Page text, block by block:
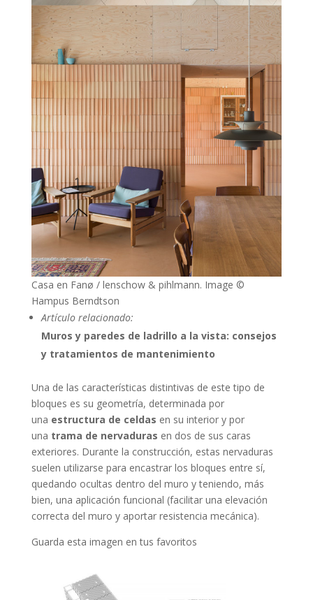
Casa en Fanø / lenschow & pihlmann. Image ©
Hampus Berndtson
Artículo relacionado:
Muros y paredes de ladrillo a la vista: consejos
y tratamientos de mantenimiento
Una de las características distintivas de este tipo de
bloques es su geometría, determinada por
una estructura de celdas en su interior y por
una trama de nervaduras en dos de sus caras
exteriores. Durante la construcción, estas nervaduras
suelen utilizarse para encastrar los bloques entre sí,
quedando ocultas dentro del muro y teniendo, más
bien, una aplicación funcional (facilitar una elevación
correcta del muro y aportar resistencia mecánica).
Guarda esta imagen en tus favoritos